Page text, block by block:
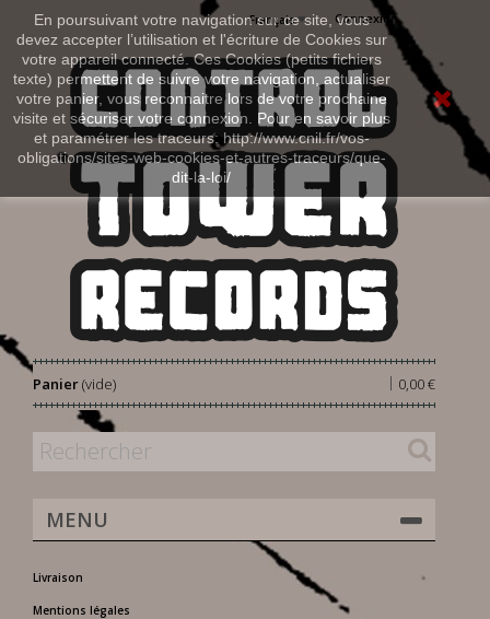
En poursuivant votre navigation sur ce site, vous
devez accepter l’utilisation et l'écriture de Cookies sur
votre appareil connecté. Ces Cookies (petits fichiers
texte) permettent de suivre votre navigation, actualiser
votre panier, vous reconnaitre lors de votre prochaine
visite et sécuriser votre connexion. Pour en savoir plus
et paramétrer les traceurs: http://www.cnil.fr/vos-
obligations/sites-web-cookies-et-autres-traceurs/que-
dit-la-loi/
Connexion
Français
Panier 0,00 €
|
(vide)
MENU
Livraison
Mentions légales